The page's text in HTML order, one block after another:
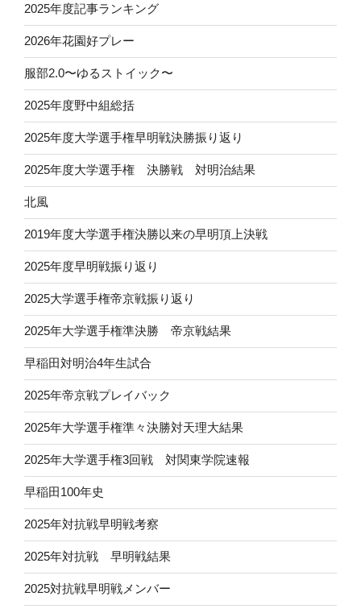
2025年度記事ランキング
2026年花園好プレー
服部2.0〜ゆるストイック〜
2025年度野中組総括
2025年度大学選手権早明戦決勝振り返り
2025年度大学選手権 決勝戦 対明治結果
北風
2019年度大学選手権決勝以来の早明頂上決戦
2025年度早明戦振り返り
2025大学選手権帝京戦振り返り
2025年大学選手権準決勝 帝京戦結果
早稲田対明治4年生試合
2025年帝京戦プレイバック
2025年大学選手権準々決勝対天理大結果
2025年大学選手権3回戦 対関東学院速報
早稲田100年史
2025年対抗戦早明戦考察
2025年対抗戦 早明戦結果
2025対抗戦早明戦メンバー